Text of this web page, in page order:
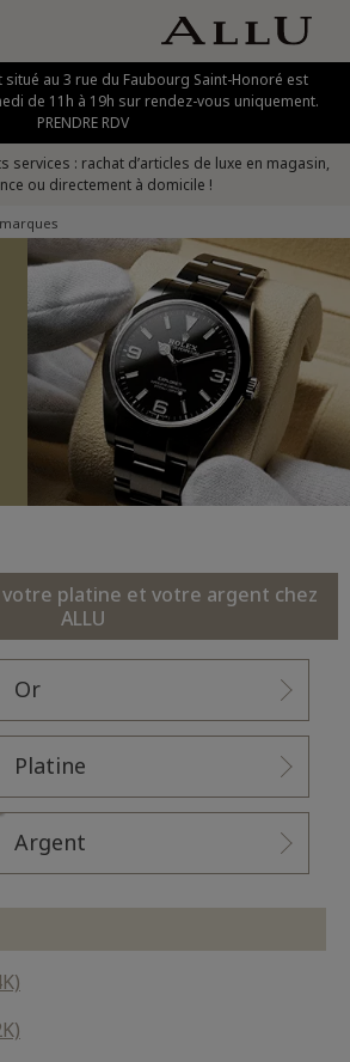
au 3 rue du Faubourg Saint-Honoré est
de 11h à 19h sur rendez-vous uniquement.
PRENDRE RDV
services : rachat d’articles de luxe en magasin,
ou directement à domicile !
votre platine et votre argent chez
ALLU
Or
Platine
Argent